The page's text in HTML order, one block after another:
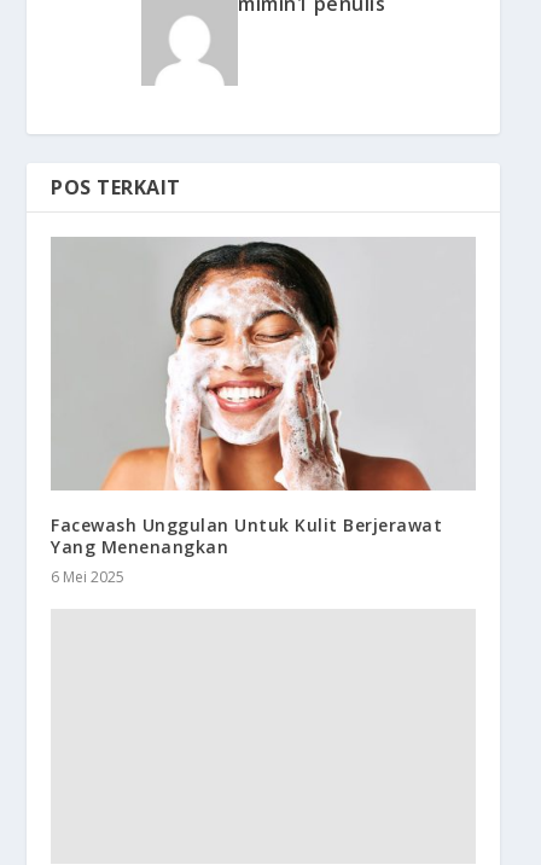
POS TERKAIT
Facewash Unggulan Untuk Kulit Berjerawat
Yang Menenangkan
6 Mei 2025